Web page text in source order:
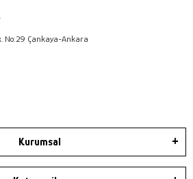
No:29 Çankaya-Ankara
Kurumsal